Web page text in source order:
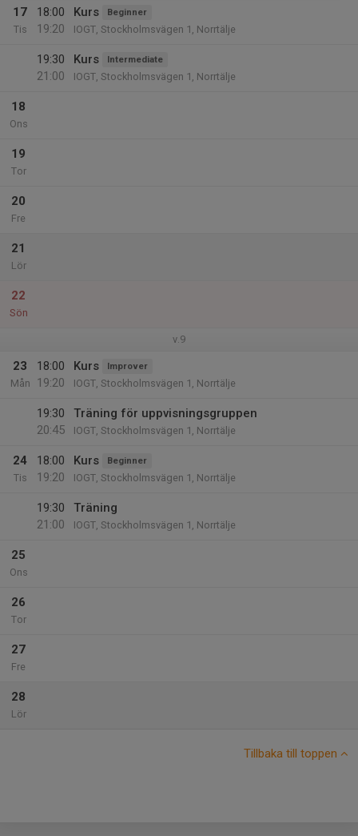
17
Tis
18:00
19:20
Kurs Beginner
IOGT, Stockholmsvägen 1, Norrtälje
19:30
21:00
Kurs Intermediate
IOGT, Stockholmsvägen 1, Norrtälje
18
Ons
19
Tor
20
Fre
21
Lör
22
Sön
v.9
23
Mån
18:00
19:20
Kurs Improver
IOGT, Stockholmsvägen 1, Norrtälje
19:30
20:45
Träning för uppvisningsgruppen
IOGT, Stockholmsvägen 1, Norrtälje
24
Tis
18:00
19:20
Kurs Beginner
IOGT, Stockholmsvägen 1, Norrtälje
19:30
21:00
Träning
IOGT, Stockholmsvägen 1, Norrtälje
25
Ons
26
Tor
27
Fre
28
Lör
Tillbaka till toppen